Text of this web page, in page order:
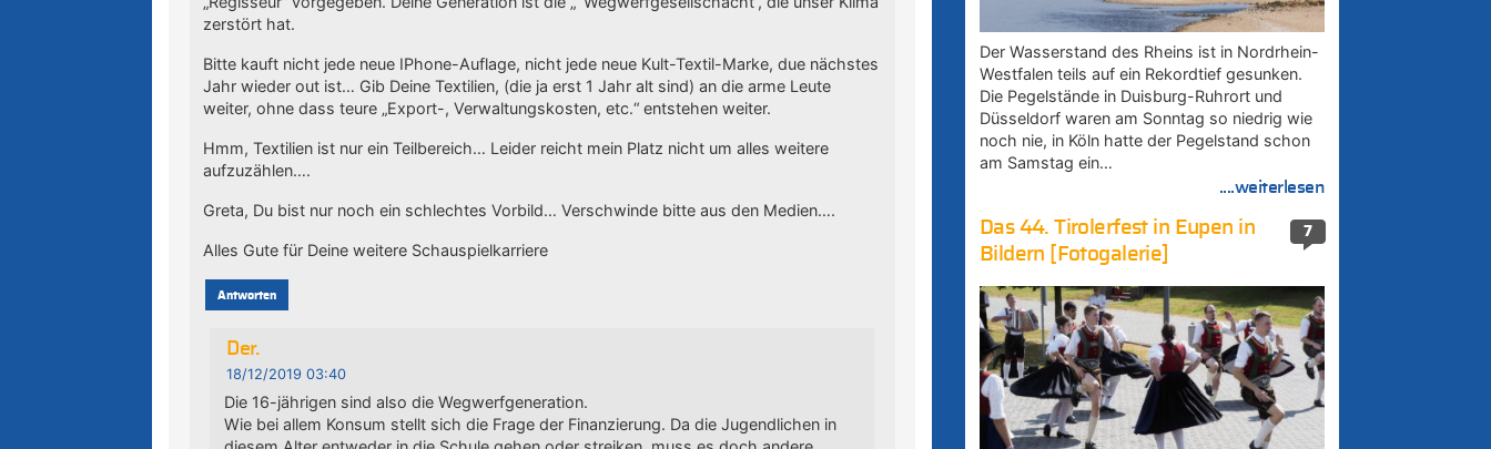
zerstört hat.
Bitte kauft nicht jede neue IPhone-Auflage, nicht jede neue Kult-Textil-Marke, due nächstes
Jahr wieder out ist… Gib Deine Textilien, (die ja erst 1 Jahr alt sind) an die arme Leute
weiter, ohne dass teure „Export-, Verwaltungskosten, etc.“ entstehen weiter.
Hmm, Textilien ist nur ein Teilbereich… Leider reicht mein Platz nicht um alles weitere
aufzuzählen….
Greta, Du bist nur noch ein schlechtes Vorbild… Verschwinde bitte aus den Medien….
Alles Gute für Deine weitere Schauspielkarriere
Antworten
Der.
18/12/2019 03:40
Die 16-jährigen sind also die Wegwerfgeneration.
Wie bei allem Konsum stellt sich die Frage der Finanzierung. Da die Jugendlichen in
Der Wasserstand des Rheins ist in Nordrhein-
Westfalen teils auf ein Rekordtief gesunken.
Die Pegelstände in Duisburg-Ruhrort und
Düsseldorf waren am Sonntag so niedrig wie
noch nie, in Köln hatte der Pegelstand schon
am Samstag ein…
....weiterlesen
7
Das 44. Tirolerfest in Eupen in
Bildern [Fotogalerie]